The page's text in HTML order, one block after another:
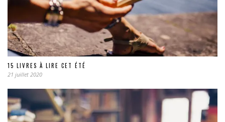
15 LIVRES À LIRE CET ÉTÉ
21 juillet 2020